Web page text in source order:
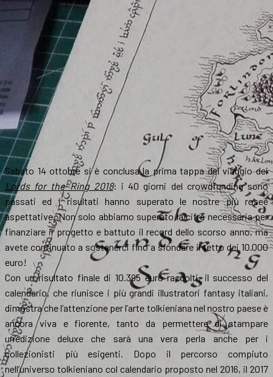
Sabato 14 ottobre si è conclusa la prima tappa del viaggio dei
Lords for the Ring 2018: i 40 giorni del crowdfunding sono
passati ed i risultati hanno superato le nostre più rosee
aspettative. Non solo abbiamo superato la cifra necessaria per
finanziare il progetto e battuto il record dello scorso anno, ma
avete continuato a sostenerci fino a sfondare il tetto dei 10.000
euro!
Con un risultato finale di 10.395 euro raccolti, il successo del
calendario, che riunisce i più grandi illustratori fantasy italiani,
dimostra che l’attenzione per l’arte tolkieniana nel nostro paese è
ancora viva e fiorente, tanto da permettere di stampare
un’edizione deluxe che sarà una vera perla anche per i
collezionisti più esigenti. Dopo il percorso compiuto
nell’universo tolkieniano col calendario proposto nel 2016, il 2017